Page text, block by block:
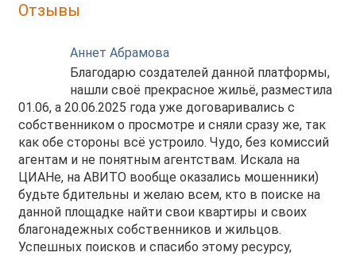
Отзывы
Аннет Абрамова
Благодарю создателей данной платформы,
нашли своё прекрасное жильё, разместила
01.06, а 20.06.2025 года уже договаривались с
собственником о просмотре и сняли сразу же, так
как обе стороны всё устроило. Чудо, без комиссий
агентам и не понятным агентствам. Искала на
ЦИАНе, на АВИТО вообще оказались мошенники)
будьте бдительны и желаю всем, кто в поиске на
данной площадке найти свои квартиры и своих
благонадежных собственников и жильцов.
Успешных поисков и спасибо этому ресурсу,